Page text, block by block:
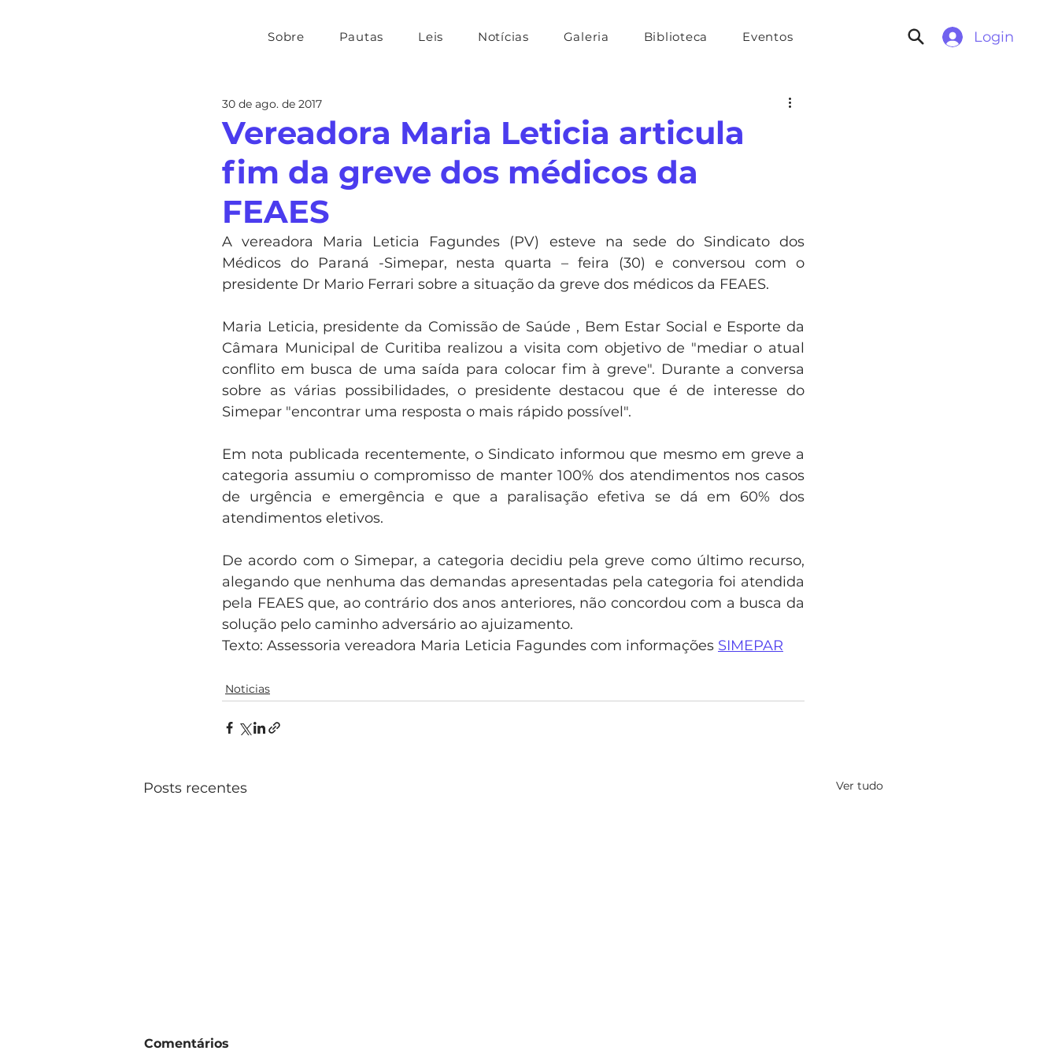
Sobre Pautas Leis Notícias Galeria Biblioteca Eventos Login
Vereadora Maria Leticia articula
fim da greve dos médicos da
FEAES
30 de ago. de 2017
A vereadora Maria Leticia Fagundes (PV) esteve na sede do Sindicato dos
Médicos do Paraná -Simepar, nesta quarta – feira (30) e conversou com o
presidente Dr Mario Ferrari sobre a situação da greve dos médicos da FEAES.
Maria Leticia, presidente da Comissão de Saúde , Bem Estar Social e Esporte da
Câmara Municipal de Curitiba realizou a visita com objetivo de "mediar o atual
conflito em busca de uma saída para colocar fim à greve". Durante a conversa
sobre as várias possibilidades, o presidente destacou que é de interesse do
Simepar "encontrar uma resposta o mais rápido possível".
Em nota publicada recentemente, o Sindicato informou que mesmo em greve a
categoria assumiu o compromisso de manter 100% dos atendimentos nos casos
de urgência e emergência e que a paralisação efetiva se dá em 60% dos
atendimentos eletivos.
De acordo com o Simepar, a categoria decidiu pela greve como último recurso,
alegando que nenhuma das demandas apresentadas pela categoria foi atendida
pela FEAES que, ao contrário dos anos anteriores, não concordou com a busca da
solução pelo caminho adversário ao ajuizamento.
Texto: Assessoria vereadora Maria Leticia Fagundes com informações SIMEPAR
Noticias
Posts recentes Ver tudo
Comentários